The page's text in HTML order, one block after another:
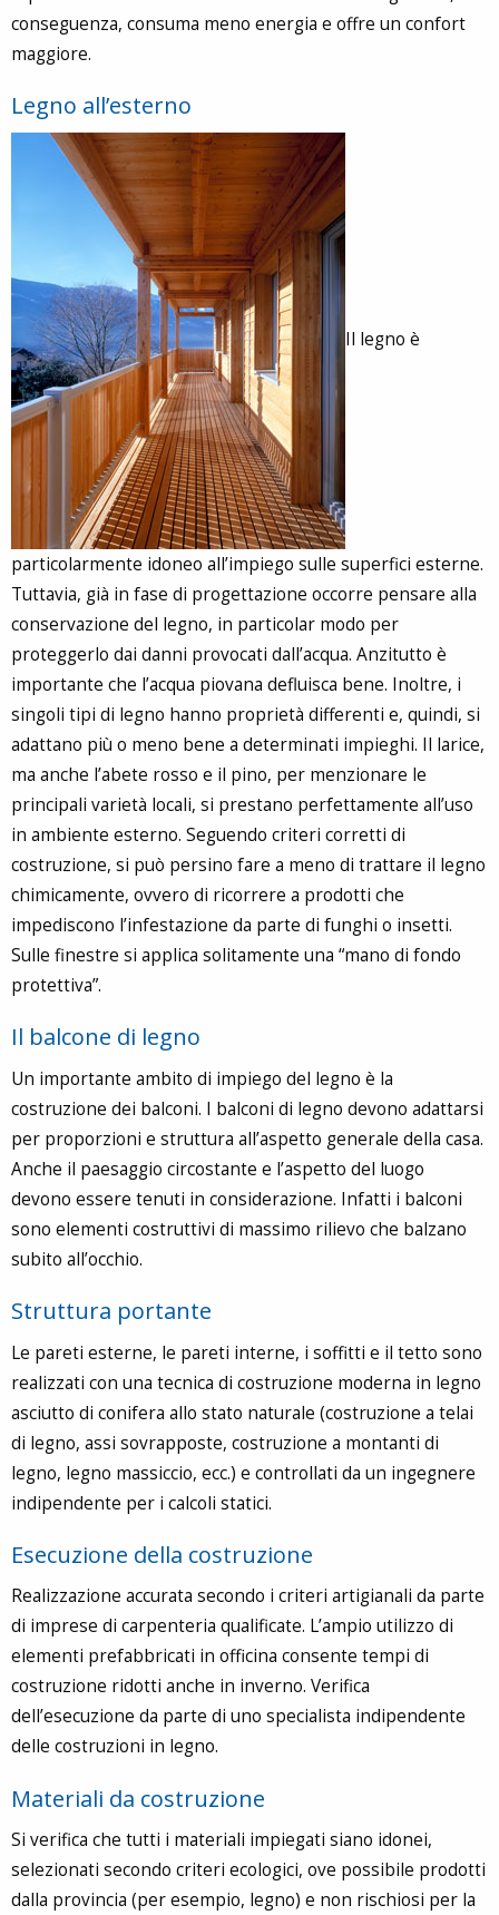
conseguenza, consuma meno energia e offre un confort
maggiore.
Legno all’esterno
Il legno è
particolarmente idoneo all’impiego sulle superfici esterne.
Tuttavia, già in fase di progettazione occorre pensare alla
conservazione del legno, in particolar modo per
proteggerlo dai danni provocati dall’acqua. Anzitutto è
importante che l’acqua piovana defluisca bene. Inoltre, i
singoli tipi di legno hanno proprietà differenti e, quindi, si
adattano più o meno bene a determinati impieghi. Il larice,
ma anche l’abete rosso e il pino, per menzionare le
principali varietà locali, si prestano perfettamente all’uso
in ambiente esterno. Seguendo criteri corretti di
costruzione, si può persino fare a meno di trattare il legno
chimicamente, ovvero di ricorrere a prodotti che
impediscono l’infestazione da parte di funghi o insetti.
Sulle finestre si applica solitamente una “mano di fondo
protettiva”.
Il balcone di legno
Un importante ambito di impiego del legno è la
costruzione dei balconi. I balconi di legno devono adattarsi
per proporzioni e struttura all’aspetto generale della casa.
Anche il paesaggio circostante e l’aspetto del luogo
devono essere tenuti in considerazione. Infatti i balconi
sono elementi costruttivi di massimo rilievo che balzano
subito all’occhio.
Struttura portante
Le pareti esterne, le pareti interne, i soffitti e il tetto sono
realizzati con una tecnica di costruzione moderna in legno
asciutto di conifera allo stato naturale (costruzione a telai
di legno, assi sovrapposte, costruzione a montanti di
legno, legno massiccio, ecc.) e controllati da un ingegnere
indipendente per i calcoli statici.
Esecuzione della costruzione
Realizzazione accurata secondo i criteri artigianali da parte
di imprese di carpenteria qualificate. L’ampio utilizzo di
elementi prefabbricati in officina consente tempi di
costruzione ridotti anche in inverno. Verifica
dell’esecuzione da parte di uno specialista indipendente
delle costruzioni in legno.
Materiali da costruzione
Si verifica che tutti i materiali impiegati siano idonei,
selezionati secondo criteri ecologici, ove possibile prodotti
dalla provincia (per esempio, legno) e non rischiosi per la